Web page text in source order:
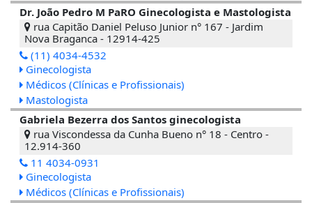
Dr. João Pedro M PaRO Ginecologista e Mastologista
rua Capitão Daniel Peluso Junior n° 167 - Jardim
Nova Braganca - 12914-425
(11) 4034-4532
Ginecologista
Médicos (Clínicas e Profissionais)
Mastologista
Gabriela Bezerra dos Santos ginecologista
rua Viscondessa da Cunha Bueno n° 18 - Centro -
12.914-360
11 4034-0931
Ginecologista
Médicos (Clínicas e Profissionais)